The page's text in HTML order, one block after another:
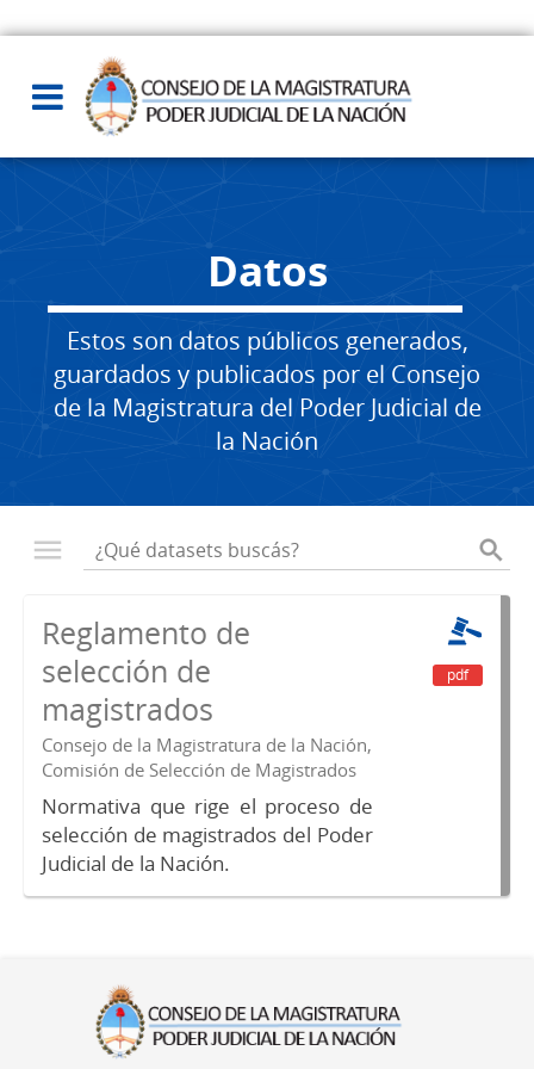
Datos
Estos son datos públicos generados,
guardados y publicados por el Consejo
de la Magistratura del Poder Judicial de
la Nación
Reglamento de
selección de
magistrados
Consejo de la Magistratura de la Nación,
Comisión de Selección de Magistrados
Normativa que rige el proceso de
selección de magistrados del Poder
Judicial de la Nación.
pdf